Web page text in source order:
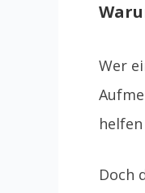
Wer
Doch